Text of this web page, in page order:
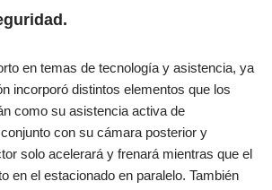
en temas de tecnología y asistencia, ya
incorporó distintos elementos que los
como su asistencia activa de
con su cámara posterior y
solo acelerará y frenará mientras que el
en el estacionado en paralelo. También